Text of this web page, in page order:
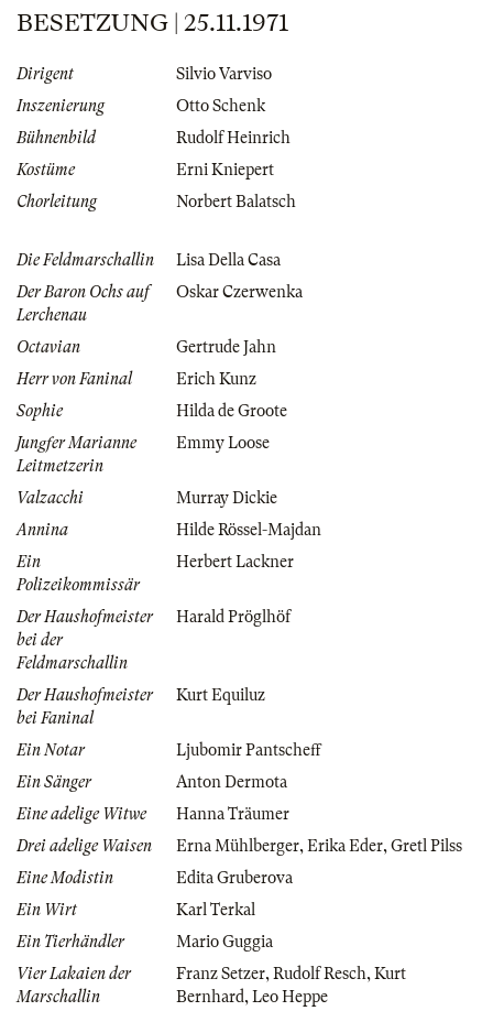
BESETZUNG | 25.11.1971
Dirigent
Silvio Varviso
Inszenierung
Otto Schenk
Bühnenbild
Rudolf Heinrich
Kostüme
Erni Kniepert
Chorleitung
Norbert Balatsch
Die Feldmarschallin
Lisa Della Casa
Der Baron Ochs auf
Lerchenau
Oskar Czerwenka
Octavian
Gertrude Jahn
Herr von Faninal
Erich Kunz
Sophie
Hilda de Groote
Jungfer Marianne
Leitmetzerin
Emmy Loose
Valzacchi
Murray Dickie
Annina
Hilde Rössel-Majdan
Ein
Polizeikommissär
Herbert Lackner
Der Haushofmeister
bei der
Feldmarschallin
Harald Pröglhöf
Der Haushofmeister
bei Faninal
Kurt Equiluz
Ein Notar
Ljubomir Pantscheff
Ein Sänger
Anton Dermota
Eine adelige Witwe
Hanna Träumer
Drei adelige Waisen
Erna Mühlberger,Erika Eder,Gretl Pilss
Eine Modistin
Edita Gruberova
Ein Wirt
Karl Terkal
Ein Tierhändler
Mario Guggia
Vier Lakaien der
Marschallin
Franz Setzer,Rudolf Resch,Kurt
Bernhard,Leo Heppe